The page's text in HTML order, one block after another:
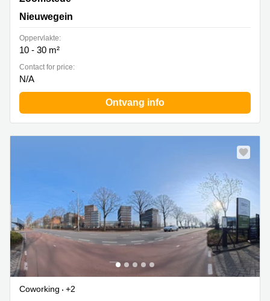
Nieuwegein
Oppervlakte:
10 - 30 m²
Contact for price:
N/A
Ontvang info
Coworking
+2